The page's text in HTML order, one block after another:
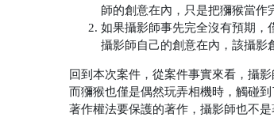
師的創意在內，只是把獼猴當作
如果攝影師事先完全沒有預期，
攝影師自己的創意在內，該攝影
回到本次案件，從案件事實來看，攝
而獼猴也僅是偶然玩弄相機時，觸碰
著作權法要保護的著作，攝影師也不是